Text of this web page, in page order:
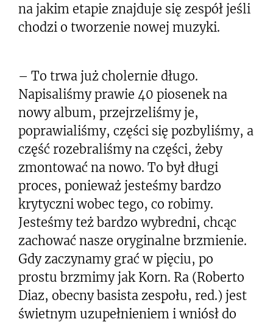
na jakim etapie znajduje się zespół jeśli
chodzi o tworzenie nowej muzyki.
– To trwa już cholernie długo.
Napisaliśmy prawie 40 piosenek na
nowy album, przejrzeliśmy je,
poprawialiśmy, części się pozbyliśmy, a
część rozebraliśmy na części, żeby
zmontować na nowo. To był długi
proces, ponieważ jesteśmy bardzo
krytyczni wobec tego, co robimy.
Jesteśmy też bardzo wybredni, chcąc
zachować nasze oryginalne brzmienie.
Gdy zaczynamy grać w pięciu, po
prostu brzmimy jak Korn. Ra (Roberto
Diaz, obecny basista zespołu, red.) jest
świetnym uzupełnieniem i wniósł do